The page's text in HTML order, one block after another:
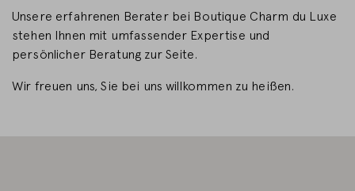
Unsere erfahrenen Berater bei Boutique Charm du Luxe
stehen Ihnen mit umfassender Expertise und
persönlicher Beratung zur Seite.
Wir freuen uns, Sie bei uns willkommen zu heißen.